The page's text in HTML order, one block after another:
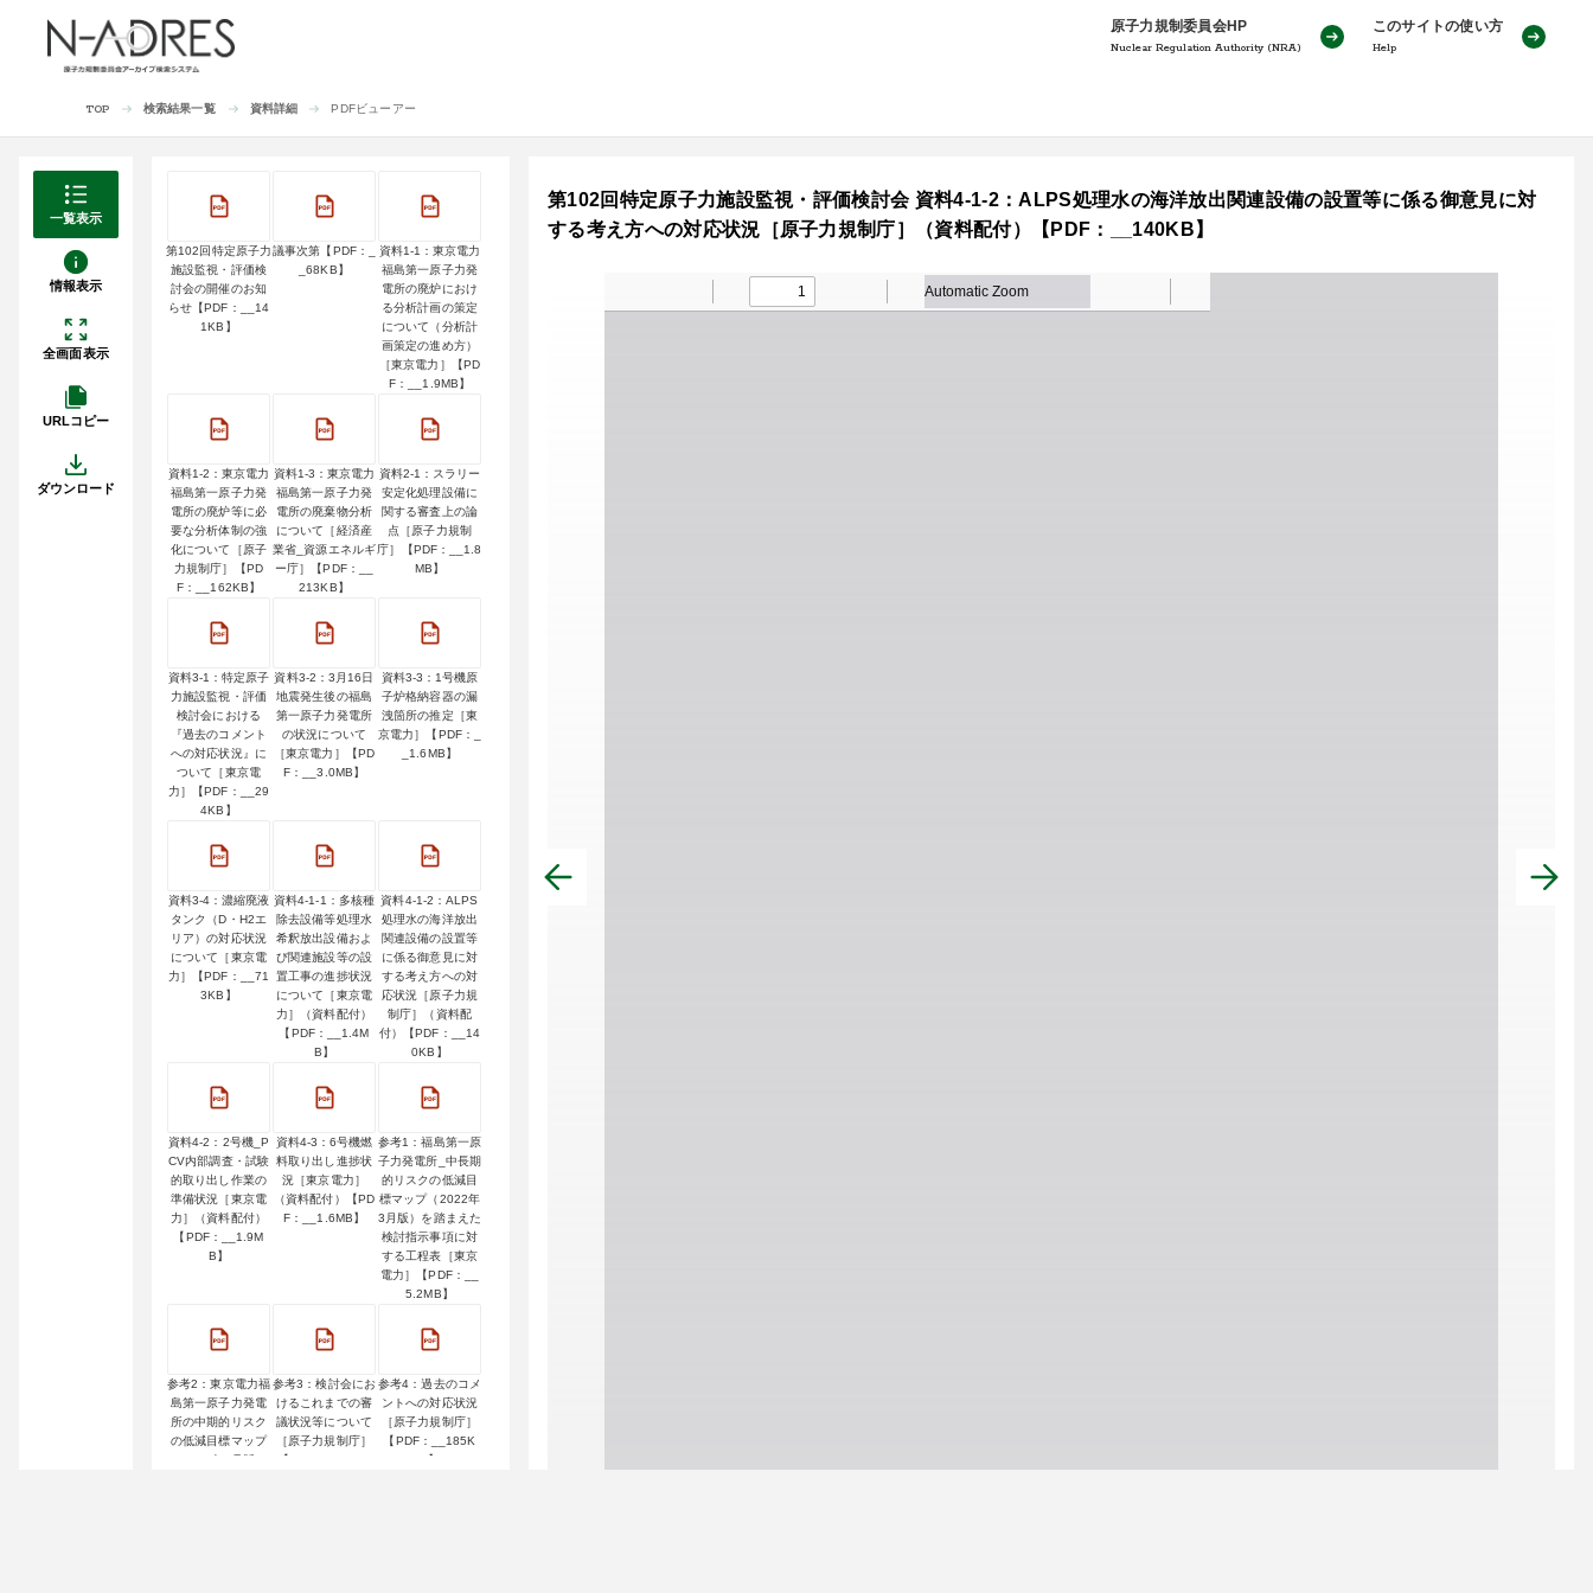
原子力規制委員会HP
Nuclear Regulation Authority (NRA)
このサイトの使い方
Help
TOP 検索結果一覧 資料詳細 PDFビューアー
一覧表示
情報表示
全画面表示
URLコピー
ダウンロード
第102回特定原子力
施設監視・評価検
討会の開催のお知
らせ【PDF：__14
1KB】
議事次第【PDF：_
_68KB】
資料1-1：東京電力
福島第一原子力発
電所の廃炉におけ
る分析計画の策定
について（分析計
画策定の進め方）
［東京電力］【PD
F：__1.9MB】
資料1-2：東京電力
福島第一原子力発
電所の廃炉等に必
要な分析体制の強
化について［原子
力規制庁］【PD
F：__162KB】
資料1-3：東京電力
福島第一原子力発
電所の廃棄物分析
について［経済産
業省_資源エネルギ
ー庁］【PDF：__
213KB】
資料2-1：スラリー
安定化処理設備に
関する審査上の論
点［原子力規制
庁］【PDF：__1.8
MB】
資料3-1：特定原子
力施設監視・評価
検討会における
『過去のコメント
への対応状況』に
ついて［東京電
力］【PDF：__29
4KB】
資料3-2：3月16日
地震発生後の福島
第一原子力発電所
の状況について
［東京電力］【PD
F：__3.0MB】
資料3-3：1号機原
子炉格納容器の漏
洩箇所の推定［東
京電力］【PDF：_
_1.6MB】
資料3-4：濃縮廃液
タンク（D・H2エ
リア）の対応状況
について［東京電
力］【PDF：__71
3KB】
資料4-1-1：多核種
除去設備等処理水
希釈放出設備およ
び関連施設等の設
置工事の進捗状況
について［東京電
力］（資料配付）
【PDF：__1.4M
B】
資料4-1-2：ALPS
処理水の海洋放出
関連設備の設置等
に係る御意見に対
する考え方への対
応状況［原子力規
制庁］（資料配
付）【PDF：__14
0KB】
資料4-2：2号機_P
CV内部調査・試験
的取り出し作業の
準備状況［東京電
力］（資料配付）
【PDF：__1.9M
B】
資料4-3：6号機燃
料取り出し進捗状
況［東京電力］
（資料配付）【PD
F：__1.6MB】
参考1：福島第一原
子力発電所_中長期
的リスクの低減目
標マップ（2022年
3月版）を踏まえた
検討指示事項に対
する工程表［東京
電力］【PDF：__
5.2MB】
参考2：東京電力福
島第一原子力発電
所の中期的リスク
の低減目標マップ
（2022年3月版）
参考3：検討会にお
けるこれまでの審
議状況等について
［原子力規制庁］
【PDF：__238K
参考4：過去のコメ
ントへの対応状況
［原子力規制庁］
【PDF：__185K
B】
第102回特定原子力施設監視・評価検討会 資料4-1-2：ALPS処理水の海洋放出関連設備の設置等に係る御意見に対
する考え方への対応状況［原子力規制庁］（資料配付）【PDF：__140KB】